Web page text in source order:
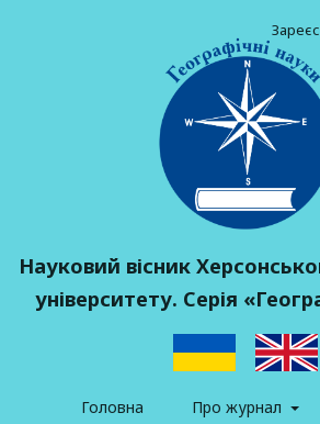
Науковий вісник
університету. Серія
Головна Про журнал